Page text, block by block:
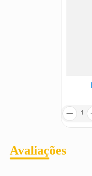
Avaliações